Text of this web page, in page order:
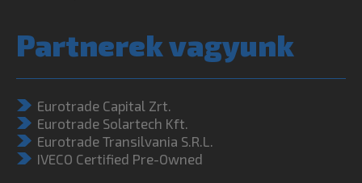
Partnerek vagyunk
Eurotrade Capital Zrt.
Eurotrade Solartech Kft.
Eurotrade Transilvania S.R.L.
IVECO Certified Pre-Owned